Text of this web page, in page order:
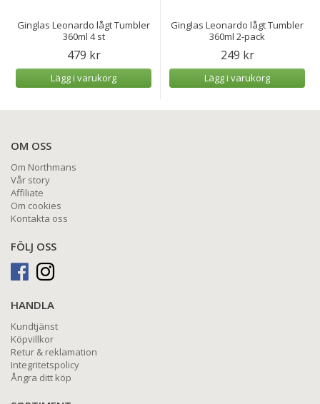
Ginglas Leonardo lågt Tumbler
360ml 4 st
479 kr
Lägg i varukorg
Ginglas Leonardo lågt Tumbler
360ml 2-pack
249 kr
Lägg i varukorg
OM OSS
Om Northmans
Vår story
Affiliate
Om cookies
Kontakta oss
FÖLJ OSS
HANDLA
Kundtjänst
Köpvillkor
Retur & reklamation
Integritetspolicy
Ångra ditt köp